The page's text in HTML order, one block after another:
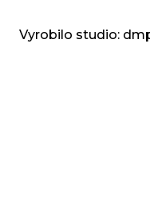
Vyrobilo studio: